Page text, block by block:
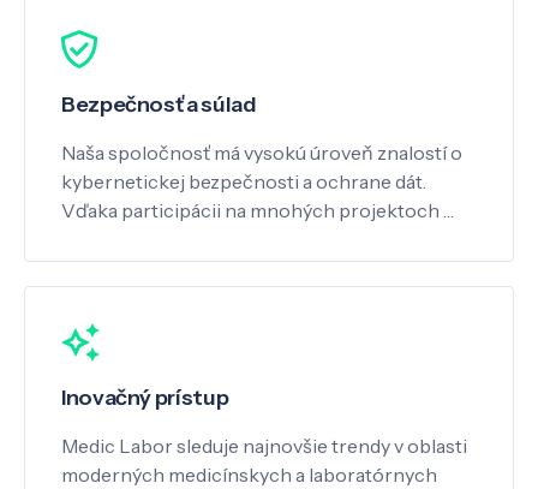
Bezpečnosť a súlad
Naša spoločnosť má vysokú úroveň znalostí o
kybernetickej bezpečnosti a ochrane dát.
Vďaka participácii na mnohých projektoch …
Inovačný prístup
Medic Labor sleduje najnovšie trendy v oblasti
moderných medicínskych a laboratórnych